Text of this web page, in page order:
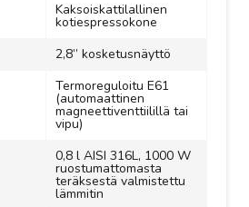
Kaksoiskattilallinen
kotiespressokone
2,8” kosketusnäyttö
Termoreguloitu E61
(automaattinen
magneettiventtiilillä tai
vipu)
0,8 l AISI 316L, 1000 W
ruostumattomasta
teräksestä valmistettu
lämmitin